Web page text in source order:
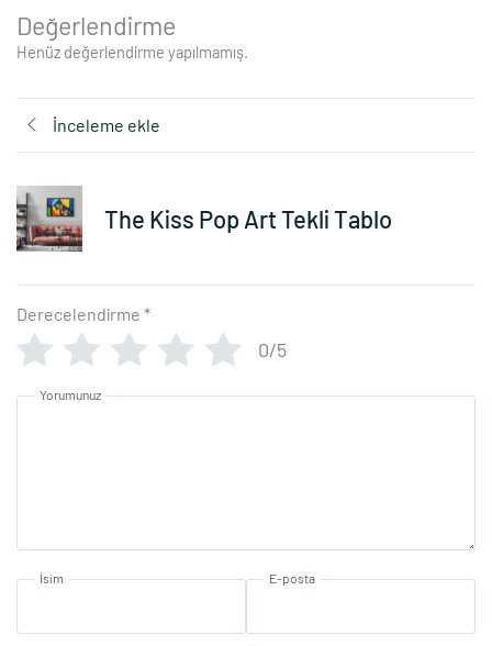
Değerlendirme
Henüz değerlendirme yapılmamış.
İnceleme ekle
The Kiss Pop Art Tekli Tablo
Derecelendirme *
0/5
Yorumunuz
İsim E-posta